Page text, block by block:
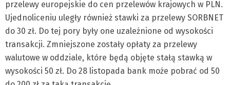
przelewy europejskie do cen przelewów krajowych w PLN.
Ujednoliceniu uległy również stawki za przelewy SORBNET
do 30 zł. Do tej pory były one uzależnione od wysokości
transakcji. Zmniejszone zostały opłaty za przelewy
walutowe w oddziale, które będą objęte stałą stawką w
wysokości 50 zł. Do 28 listopada bank może pobrać od 50